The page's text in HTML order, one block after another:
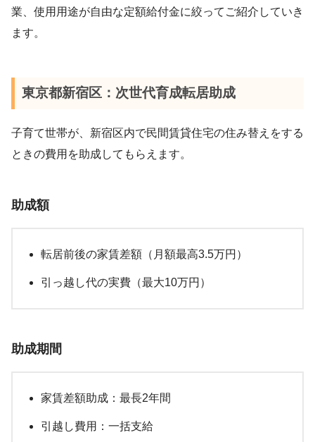
業、使用用途が自由な定額給付金に絞ってご紹介していき
ます。
東京都新宿区：次世代育成転居助成
子育て世帯が、新宿区内で民間賃貸住宅の住み替えをする
ときの費用を助成してもらえます。
助成額
転居前後の家賃差額（月額最高3.5万円）
引っ越し代の実費（最大10万円）
助成期間
家賃差額助成：最長2年間
引越し費用：一括支給